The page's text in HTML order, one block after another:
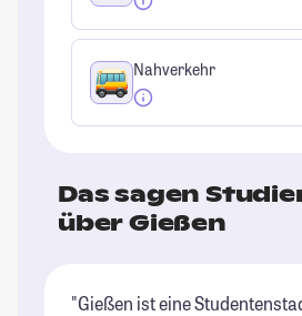
Nahverkehr
Das sagen
über Gießen
"Gießen ist eine